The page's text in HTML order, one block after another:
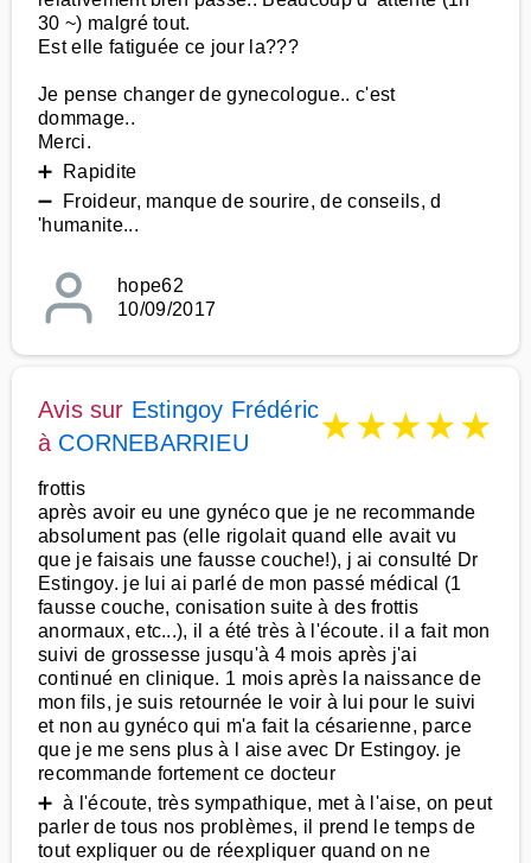
30 ~) malgré tout.
Est elle fatiguée ce jour la???
Je pense changer de gynecologue.. c'est
dommage..
Merci.
➕ Rapidite
➖ Froideur, manque de sourire, de conseils, d
'humanite...
hope62
10/09/2017
Avis sur Estingoy Frédéric
à CORNEBARRIEU ★★★★★
frottis
après avoir eu une gynéco que je ne recommande
absolument pas (elle rigolait quand elle avait vu
que je faisais une fausse couche!), j ai consulté Dr
Estingoy. je lui ai parlé de mon passé médical (1
fausse couche, conisation suite à des frottis
anormaux, etc...), il a été très à l'écoute. il a fait mon
suivi de grossesse jusqu'à 4 mois après j'ai
continué en clinique. 1 mois après la naissance de
mon fils, je suis retournée le voir à lui pour le suivi
et non au gynéco qui m'a fait la césarienne, parce
que je me sens plus à l aise avec Dr Estingoy. je
recommande fortement ce docteur
➕ à l'écoute, très sympathique, met à l'aise, on peut
parler de tous nos problèmes, il prend le temps de
tout expliquer ou de réexpliquer quand on ne